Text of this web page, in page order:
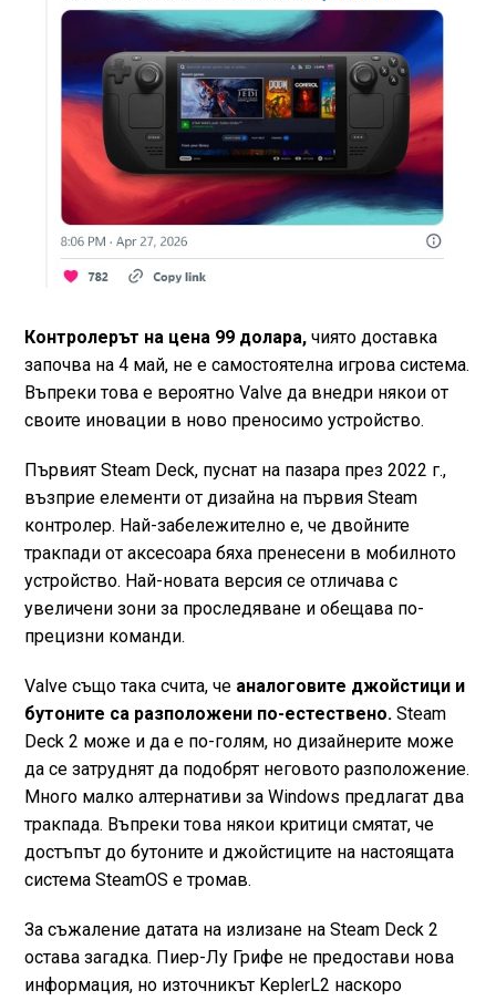
Контролерът на цена 99 долара,чиято доставка
започва на 4 май, не е самостоятелна игрова система.
Въпреки това е вероятно Valve да внедри някои от
своите иновации в ново преносимо устройство.
Първият Steam Deck, пуснат на пазара през 2022 г.,
възприе елементи от дизайна на първия Steam
контролер. Най-забележително е, че двойните
тракпади от аксесоара бяха пренесени в мобилното
устройство. Най-новата версия се отличава с
увеличени зони за проследяване и обещава по-
прецизни команди.
Valve също така счита, че аналоговите джойстици и
бутоните са разположени по-естествено.Steam
Deck 2 може и да е по-голям, но дизайнерите може
да се затруднят да подобрят неговото разположение.
Много малко алтернативи за Windows предлагат два
тракпада. Въпреки това някои критици смятат, че
достъпът до бутоните и джойстиците на настоящата
система SteamOS е тромав.
За съжаление датата на излизане на Steam Deck 2
остава загадка. Пиер-Лу Грифе не предостави нова
информация, но източникът KeplerL2 наскоро